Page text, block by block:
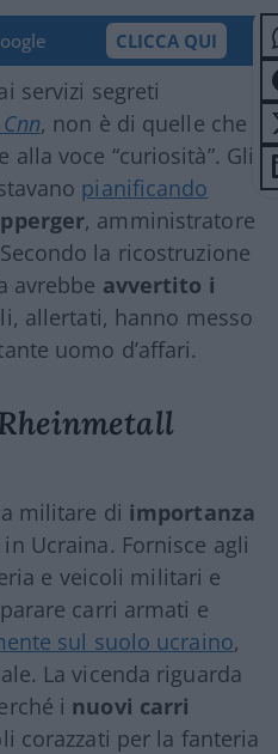
CLICCA QUI
servizi segreti
Cnn, non è di quelle che
voce “curiosità”. Gli
pianificando
, amministratore
la ricostruzione
avrebbe avvertito i
allertati, hanno messo
uomo d’affari.
militare di importanza
Ucraina. Fornisce agli
e veicoli militari e
carri armati e
sul suolo ucraino,
La vicenda riguarda
i nuovi carri
corazzati per la fanteria